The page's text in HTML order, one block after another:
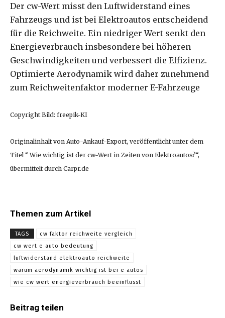
Der cw-Wert misst den Luftwiderstand eines
Fahrzeugs und ist bei Elektroautos entscheidend
für die Reichweite. Ein niedriger Wert senkt den
Energieverbrauch insbesondere bei höheren
Geschwindigkeiten und verbessert die Effizienz.
Optimierte Aerodynamik wird daher zunehmend
zum Reichweitenfaktor moderner E-Fahrzeuge
Copyright Bild: freepik-KI
Originalinhalt von Auto-Ankauf-Export, veröffentlicht unter dem
Titel “ Wie wichtig ist der cw-Wert in Zeiten von Elektroautos?“,
übermittelt durch Carpr.de
Themen zum Artikel
TAGS
cw faktor reichweite vergleich
cw wert e auto bedeutung
luftwiderstand elektroauto reichweite
warum aerodynamik wichtig ist bei e autos
wie cw wert energieverbrauch beeinflusst
Beitrag teilen